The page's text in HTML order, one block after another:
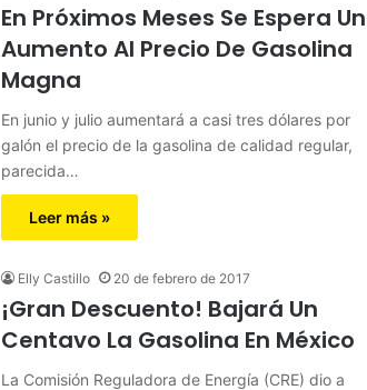
En Próximos Meses Se Espera Un
Aumento Al Precio De Gasolina
Magna
En junio y julio aumentará a casi tres dólares por
galón el precio de la gasolina de calidad regular,
parecida…
Leer más »
Elly Castillo 20 de febrero de 2017
¡Gran Descuento! Bajará Un
Centavo La Gasolina En México
La Comisión Reguladora de Energía (CRE) dio a